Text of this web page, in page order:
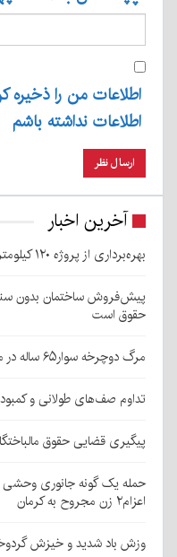
اطلاعات من را ذخیره
اطلاعات نداشته باشم
آخرین اخبار
بهره‌برداری از پروژه ۱۲۰ کیلومتری فیبرنوری روستایی در قلعه‌گنج
پیش‌فروش ساختمان بدون
حقوق است
مرگ دوچرخه سوار۶۵ ساله در مسیر باغین
تداوم صف‌های طولانی و
پیگیری قضایی حقوق
حمله یک گونه جانوری وحشی
اعزام۲ زن مجروح به کرمان
وزش باد شدید و خیزش